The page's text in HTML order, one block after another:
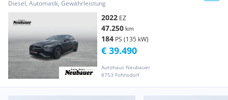
Diesel, Automatik, Gewährleistung
2022 EZ
47.250 km
184 PS (135 kW)
Autohaus Neubauer
8753 Fohnsdorf
€ 39.490